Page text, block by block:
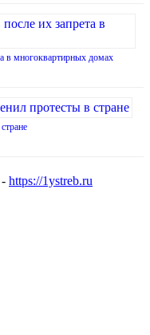
в многоквартирных домах
https://1ystreb.ru